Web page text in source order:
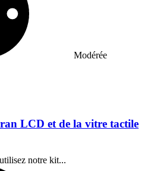
Modérée
LCD et de la vitre tactile
notre kit...